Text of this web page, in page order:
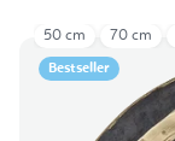
Bestseller
50 cm 70 cm